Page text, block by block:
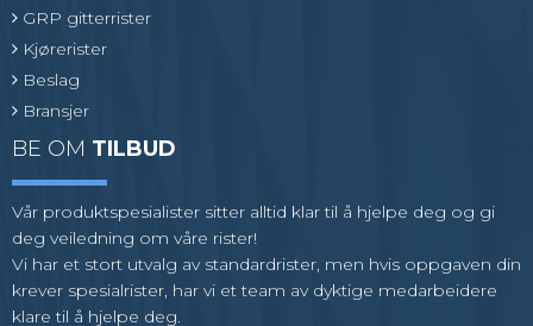
GRP gitterrister
Kjørerister
Beslag
Bransjer
BE OM TILBUD
Vår produktspesialister sitter alltid klar til å hjelpe deg og gi
deg veiledning om våre rister!
Vi har et stort utvalg av standardrister, men hvis oppgaven din
krever spesialrister, har vi et team av dyktige medarbeidere
klare til å hjelpe deg.